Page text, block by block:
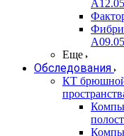
Еще
Обследования
КТ